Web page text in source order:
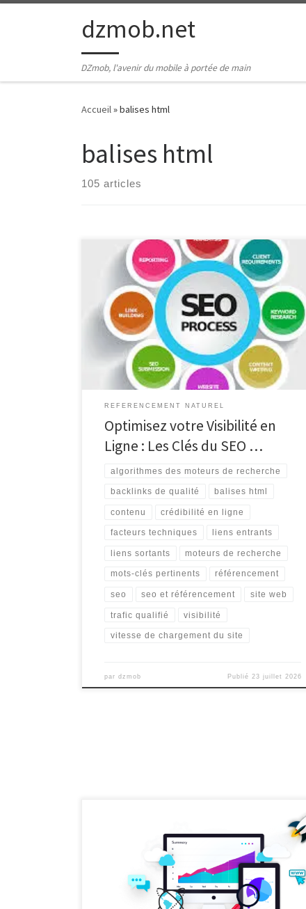
Passer au contenudzmob.net
DZmob, l'avenir du mobile à portée de main
Accueil»balises html
balises html
105 articles
SEO et Référencement : Les Clés pour Améliorer la
Visibilité de Votre Site Web SEO et Référencement :
Les Clés pour Améliorer la Visibilité de Votre Site Web
Le SEO (Search Engine Optimization) et le
référencement sont des éléments essentiels pour
toute stratégie de marketing en ligne. En optimisant
votre […]
REFERENCEMENT NATUREL
Optimisez votre Visibilité en
Ligne : Les Clés du SEO …
algorithmes des moteurs de recherche
backlinks de qualité balises html
contenu crédibilité en ligne
facteurs techniques liens entrants
liens sortants moteurs de recherche
mots-clés pertinents référencement
seo seo et référencement site web
trafic qualifié visibilité
vitesse de chargement du site
pardzmob Publié 23 juillet 2026
Analyse du Référencement d’un Site Web Analyse du
Référencement d’un Site Web L’analyse du
référencement d’un site web est une étape cruciale
pour améliorer sa visibilité et sa position dans les
résultats des moteurs de recherche. Le
référencement, ou SEO (Search Engine Optimization),